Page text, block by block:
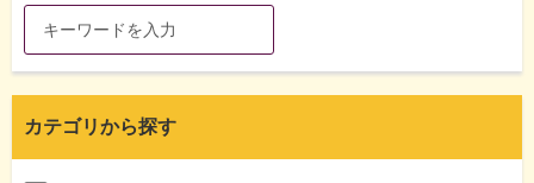
カテゴリから探す